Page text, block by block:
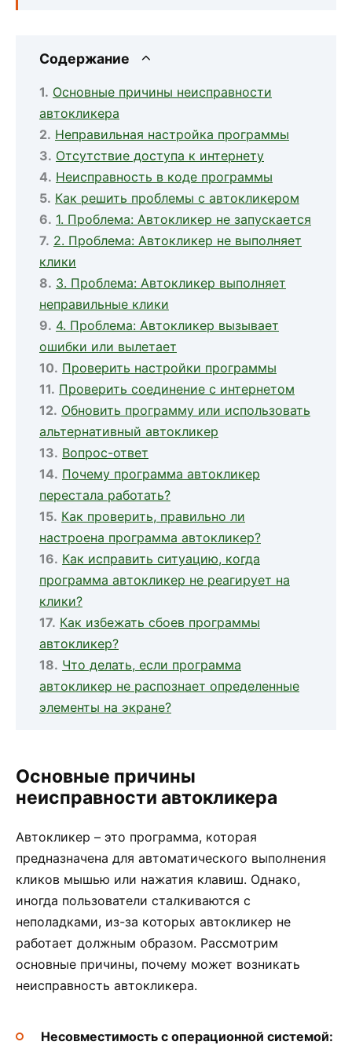
Содержание
Основные причины неисправности
автокликера
Неправильная настройка программы
Отсутствие доступа к интернету
Неисправность в коде программы
Как решить проблемы с автокликером
1. Проблема: Автокликер не запускается
2. Проблема: Автокликер не выполняет
клики
3. Проблема: Автокликер выполняет
неправильные клики
4. Проблема: Автокликер вызывает
ошибки или вылетает
Проверить настройки программы
Проверить соединение с интернетом
Обновить программу или использовать
альтернативный автокликер
Вопрос-ответ
Почему программа автокликер
перестала работать?
Как проверить, правильно ли
настроена программа автокликер?
Как исправить ситуацию, когда
программа автокликер не реагирует на
клики?
Как избежать сбоев программы
автокликер?
Что делать, если программа
автокликер не распознает определенные
элементы на экране?
Основные причины
неисправности автокликера
Автокликер – это программа, которая
предназначена для автоматического выполнения
кликов мышью или нажатия клавиш. Однако,
иногда пользователи сталкиваются с
неполадками, из-за которых автокликер не
работает должным образом. Рассмотрим
основные причины, почему может возникать
неисправность автокликера.
Несовместимость с операционной системой: